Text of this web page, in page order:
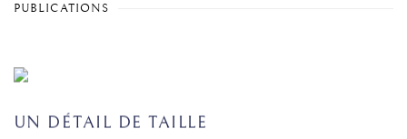
PUBLICATIONS
UN DÉTAIL DE TAILLE